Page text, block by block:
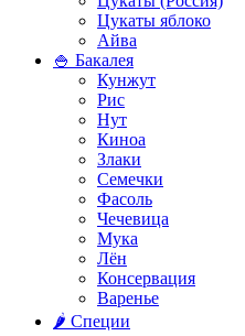
Цукаты яблоко
Айва
🍚 Бакалея
Кунжут
Рис
Нут
Киноа
Злаки
Семечки
Фасоль
Чечевица
Мука
Лён
Консервация
Варенье
🌶️ Специи